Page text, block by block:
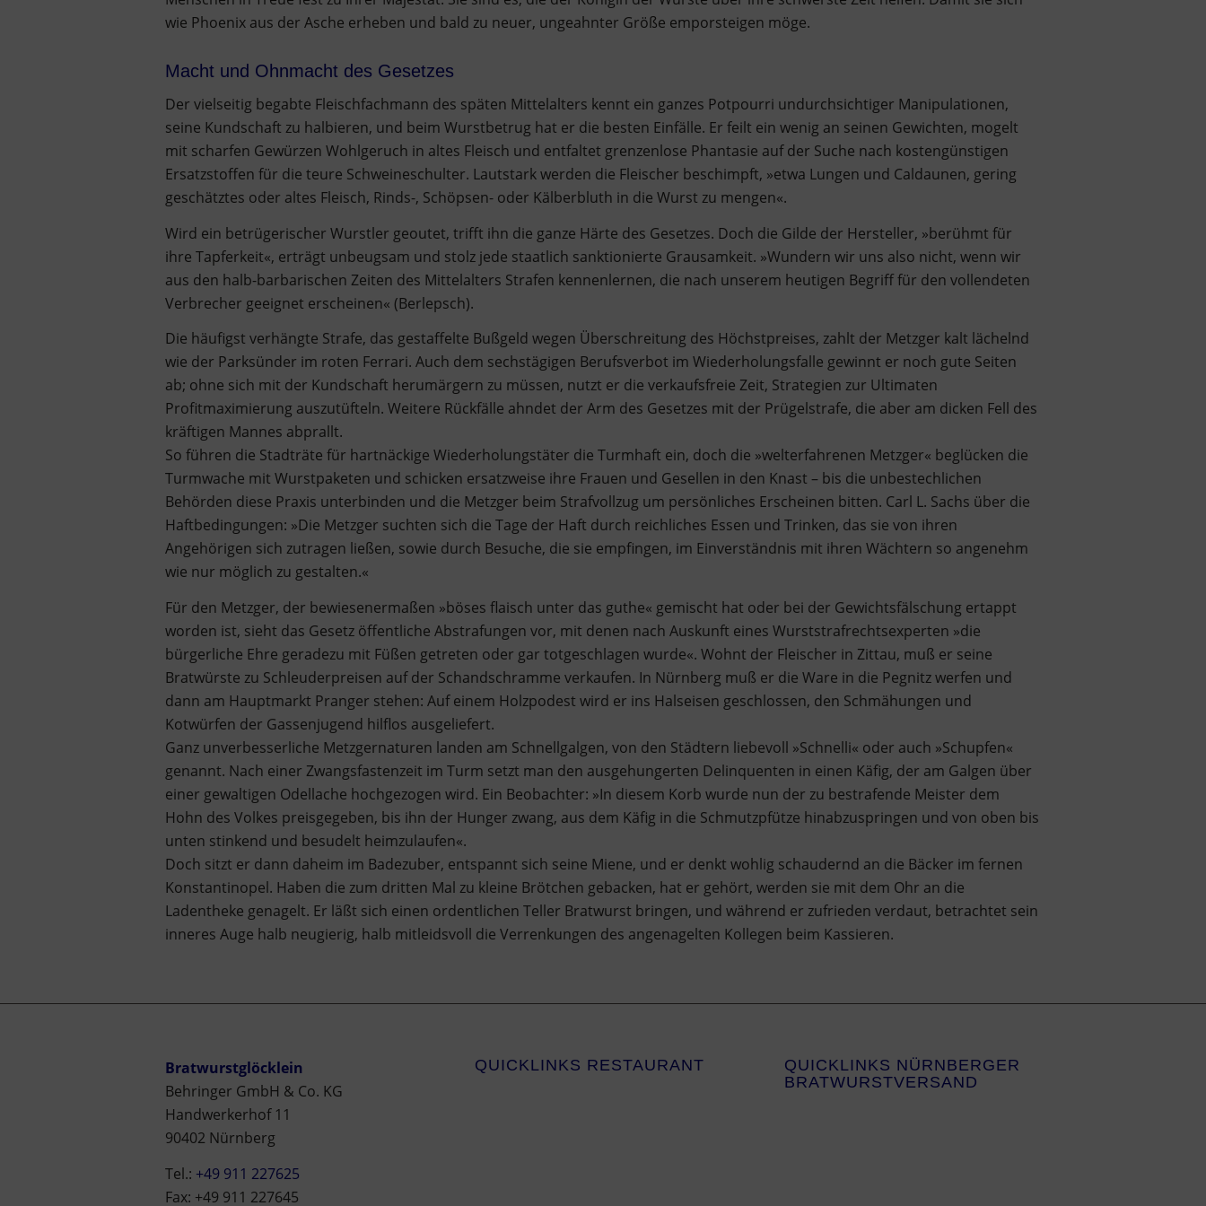
wie Phoenix aus der Asche erheben und bald zu neuer, ungeahnter Größe emporsteigen möge.
Macht und Ohnmacht des Gesetzes
Der vielseitig begabte Fleischfachmann des späten Mittelalters kennt ein ganzes Potpourri undurchsichtiger Manipulationen,
seine Kundschaft zu halbieren, und beim Wurstbetrug hat er die besten Einfälle. Er feilt ein wenig an seinen Gewichten, mogelt
mit scharfen Gewürzen Wohlgeruch in altes Fleisch und entfaltet grenzenlose Phantasie auf der Suche nach kostengünstigen
Ersatzstoffen für die teure Schweineschulter. Lautstark werden die Fleischer beschimpft, »etwa Lungen und Caldaunen, gering
geschätztes oder altes Fleisch, Rinds-, Schöpsen- oder Kälberbluth in die Wurst zu mengen«.
Wird ein betrügerischer Wurstler geoutet, trifft ihn die ganze Härte des Gesetzes. Doch die Gilde der Hersteller, »berühmt für
ihre Tapferkeit«, erträgt unbeugsam und stolz jede staatlich sanktionierte Grausamkeit. »Wundern wir uns also nicht, wenn wir
aus den halb-barbarischen Zeiten des Mittelalters Strafen kennenlernen, die nach unserem heutigen Begriff für den vollendeten
Verbrecher geeignet erscheinen« (Berlepsch).
Die häufigst verhängte Strafe, das gestaffelte Bußgeld wegen Überschreitung des Höchstpreises, zahlt der Metzger kalt lächelnd
wie der Parksünder im roten Ferrari. Auch dem sechstägigen Berufsverbot im Wiederholungsfalle gewinnt er noch gute Seiten
ab; ohne sich mit der Kundschaft herumärgern zu müssen, nutzt er die verkaufsfreie Zeit, Strategien zur Ultimaten
Profitmaximierung auszutüfteln. Weitere Rückfälle ahndet der Arm des Gesetzes mit der Prügelstrafe, die aber am dicken Fell des
kräftigen Mannes abprallt.
So führen die Stadträte für hartnäckige Wiederholungstäter die Turmhaft ein, doch die »welterfahrenen Metzger« beglücken die
Turmwache mit Wurstpaketen und schicken ersatzweise ihre Frauen und Gesellen in den Knast – bis die unbestechlichen
Behörden diese Praxis unterbinden und die Metzger beim Strafvollzug um persönliches Erscheinen bitten. Carl L. Sachs über die
Haftbedingungen: »Die Metzger suchten sich die Tage der Haft durch reichliches Essen und Trinken, das sie von ihren
Angehörigen sich zutragen ließen, sowie durch Besuche, die sie empfingen, im Einverständnis mit ihren Wächtern so angenehm
wie nur möglich zu gestalten.«
Für den Metzger, der bewiesenermaßen »böses flaisch unter das guthe« gemischt hat oder bei der Gewichtsfälschung ertappt
worden ist, sieht das Gesetz öffentliche Abstrafungen vor, mit denen nach Auskunft eines Wurststrafrechtsexperten »die
bürgerliche Ehre geradezu mit Füßen getreten oder gar totgeschlagen wurde«. Wohnt der Fleischer in Zittau, muß er seine
Bratwürste zu Schleuderpreisen auf der Schandschramme verkaufen. In Nürnberg muß er die Ware in die Pegnitz werfen und
dann am Hauptmarkt Pranger stehen: Auf einem Holzpodest wird er ins Halseisen geschlossen, den Schmähungen und
Kotwürfen der Gassenjugend hilflos ausgeliefert.
Ganz unverbesserliche Metzgernaturen landen am Schnellgalgen, von den Städtern liebevoll »Schnelli« oder auch »Schupfen«
genannt. Nach einer Zwangsfastenzeit im Turm setzt man den ausgehungerten Delinquenten in einen Käfig, der am Galgen über
einer gewaltigen Odellache hochgezogen wird. Ein Beobachter: »In diesem Korb wurde nun der zu bestrafende Meister dem
Hohn des Volkes preisgegeben, bis ihn der Hunger zwang, aus dem Käfig in die Schmutzpfütze hinabzuspringen und von oben bis
unten stinkend und besudelt heimzulaufen«.
Doch sitzt er dann daheim im Badezuber, entspannt sich seine Miene, und er denkt wohlig schaudernd an die Bäcker im fernen
Konstantinopel. Haben die zum dritten Mal zu kleine Brötchen gebacken, hat er gehört, werden sie mit dem Ohr an die
Ladentheke genagelt. Er läßt sich einen ordentlichen Teller Bratwurst bringen, und während er zufrieden verdaut, betrachtet sein
inneres Auge halb neugierig, halb mitleidsvoll die Verrenkungen des angenagelten Kollegen beim Kassieren.
Bratwurstglöcklein
Behringer GmbH & Co. KG
Handwerkerhof 11
90402 Nürnberg
Tel.: +49 911 227625
Fax: +49 911 227645
QUICKLINKS RESTAURANT
QUICKLINKS NÜRNBERGER
BRATWURSTVERSAND